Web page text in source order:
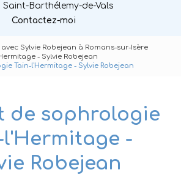
Saint-Barthélemy-de-Vals
Contactez-moi
Sylvie Robejean à Romans-sur-Isère
- Sylvie Robejean
Tain-l'Hermitage - Sylvie Robejean
de sophrologie
l'Hermitage -
Robejean